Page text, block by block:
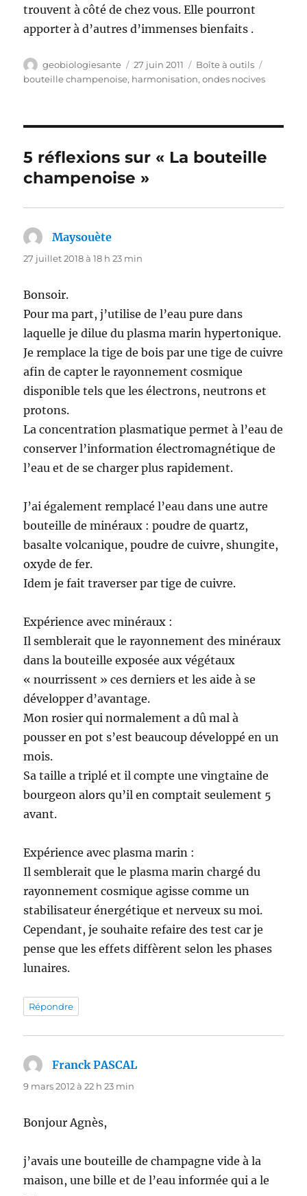
trouvent à côté de chez vous. Elle pourront
apporter à d’autres d’immenses bienfaits .
Auteur
geobiologiesante
Publié
le
27 juin 2011 Catégories
Boîte à outils
bouteille champenoise, harmonisation,ondes nocives
5 réflexions sur « La bouteille
champenoise »
Maysouète
27 juillet 2018 à 18 h 23 min
Bonsoir.
Pour ma part, j’utilise de l’eau pure dans
laquelle je dilue du plasma marin hypertonique.
Je remplace la tige de bois par une tige de cuivre
afin de capter le rayonnement cosmique
disponible tels que les électrons, neutrons et
protons.
La concentration plasmatique permet à l’eau de
conserver l’information électromagnétique de
l’eau et de se charger plus rapidement.
J’ai également remplacé l’eau dans une autre
bouteille de minéraux : poudre de quartz,
basalte volcanique, poudre de cuivre, shungite,
oxyde de fer.
Idem je fait traverser par tige de cuivre.
Expérience avec minéraux :
Il semblerait que le rayonnement des minéraux
dans la bouteille exposée aux végétaux
« nourrissent » ces derniers et les aide à se
développer d’avantage.
Mon rosier qui normalement a dû mal à
pousser en pot s’est beaucoup développé en un
mois.
Sa taille a triplé et il compte une vingtaine de
bourgeon alors qu’il en comptait seulement 5
avant.
Expérience avec plasma marin :
Il semblerait que le plasma marin chargé du
rayonnement cosmique agisse comme un
stabilisateur énergétique et nerveux su moi.
Cependant, je souhaite refaire des test car je
pense que les effets diffèrent selon les phases
lunaires.
Répondre
Franck PASCAL
9 mars 2012 à 22 h 23 min
Bonjour Agnès,
j’avais une bouteille de champagne vide à la
maison, une bille et de l’eau informée qui a le